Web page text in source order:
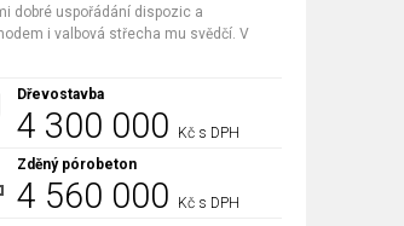
dobré uspořádání dispozic a
i valbová střecha mu svědčí. V
Dřevostavba
4 300 000
Kč s DPH
Zděný pórobeton
4 560 000 Kč s DPH